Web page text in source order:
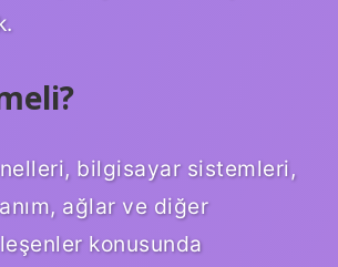
bilgisayar sistemleri,
ağlar ve diğer
konusunda